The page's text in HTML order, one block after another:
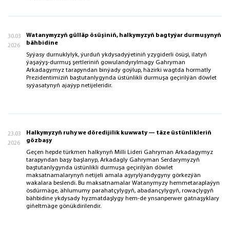
30.03
2026
Watanymyzyň gülläp ösüşiniň, halkymyzyň bagtyýar durmuşynyň
bähbidine
Syýasy durnuklylyk, ýurduň ykdysadyýetiniň yzygiderli ösüşi, ilatyň
ýaşaýyş-durmuş şertleriniň gowulandyrylmagy Gahryman
Arkadagymyz tarapyndan binýady goýlup, häzirki wagtda hormatly
Prezidentimiziň baştutanlygynda üstünlikli durmuşa geçirilýän döwlet
syýasatynyň ajaýyp netijeleridir.
23.03
2026
Halkymyzyň ruhy we döredijilik kuwwaty — täze üstünlikleriň
gözbaşy
Geçen hepde türkmen halkynyň Milli Lideri Gahryman Arkadagymyz
tarapyndan başy başlanyp, Arkadagly Gahryman Serdarymyzyň
baştutanlygynda üstünlikli durmuşa geçirilýän döwlet
maksatnamalarynyň netijeli amala aşyrylýandygyny görkezýän
wakalara beslendi. Bu maksatnamalar Watanymyzy hemmetaraplaýyn
ösdürmäge, ählumumy parahatçylygyň, abadançylygyň, rowaçlygyň
bähbidine ykdysady hyzmatdaşlygy hem-de ynsanperwer gatnaşyklary
giňeltmäge gönükdirilendir.